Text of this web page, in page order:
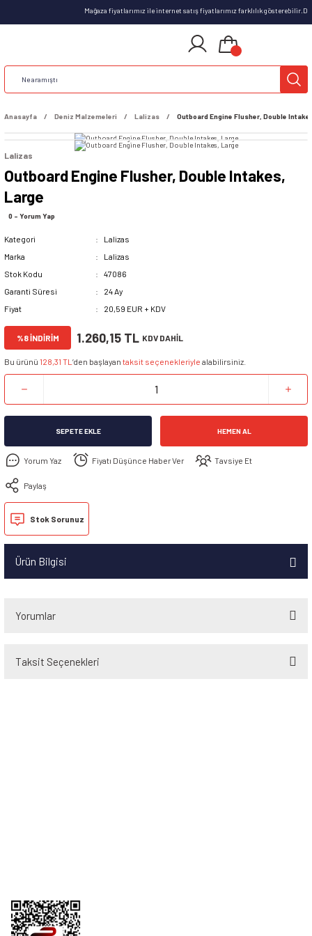
Mağaza fiyatlarımız ile internet satış fiyatlarımız farklılık
Anasayfa Deniz Malzemeleri Lalizas Outboard Engine Flusher, Double
Lalizas
Outboard Engine Flusher, Double Intakes,
Large
0 - Yorum Yap
Kategori
Lalizas
Marka
Lalizas
Stok Kodu
47086
Garanti Süresi
24 Ay
Fiyat
20,59 EUR + KDV
%8 İNDİRİM 1.260,15 TL KDV DAHİL
Bu ürünü 128,31 TL ’den başlayan taksit seçenekleriyle alabilirsiniz.
SEPETE EKLE HEMEN AL
Yorum Yaz Fiyatı Düşünce Haber Ver Tavsiye Et
Paylaş
Stok Sorunuz
Ürün Bilgisi
Yorumlar
Taksit Seçenekleri